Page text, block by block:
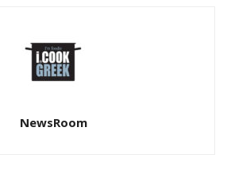
NewsRoom